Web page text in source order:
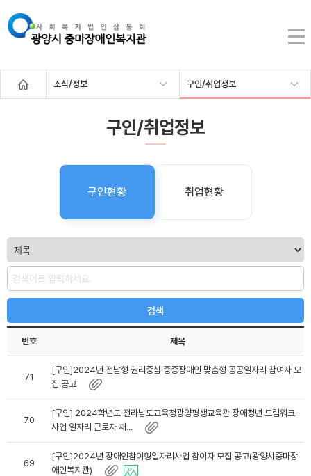
소식/정보 구인/취업정보
구인/취업정보
구인현황 취업현황
번호 제목
71
[구인]2024년 전남형 권리중심 중증장애인 맞춤형 공공일자리 참여자 모
집 공고
70
[구인] 2024학년도 전라남도교육청광양평생교육관 장애청년 드림워크
사업 일자리 근로자 채...
69
[구인]2024년 장애인참여형일자리사업 참여자 모집 공고(광양시중마장
애인복지관)